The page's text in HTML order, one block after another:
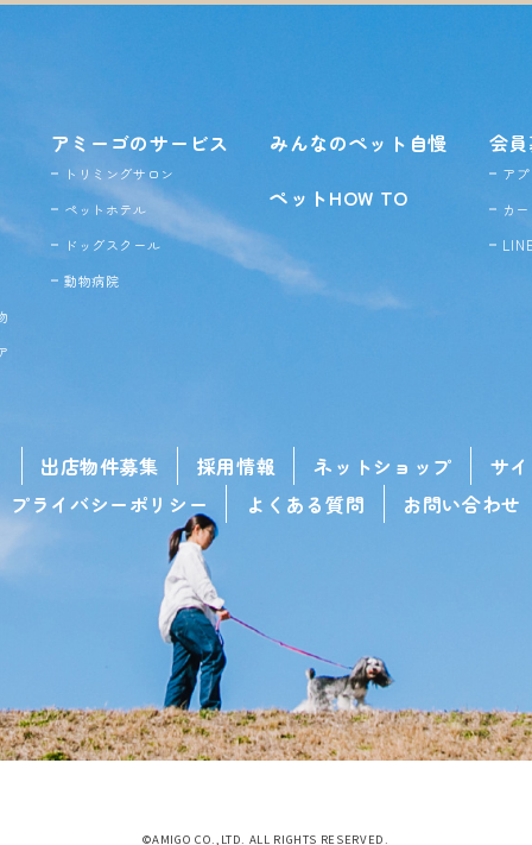
アミーゴのサービス
トリミングサロン
ペットホテル
ドッグスクール
動物病院
みんなのペット自慢
ペットHOW TO
会
ア
カ
出店物件募集 採用情報 ネットショップ
サ
プライバシーポリシー
よくある質問 お問い合わせ
©AMIGO CO.,LTD. ALL RIGHTS RESERVED.